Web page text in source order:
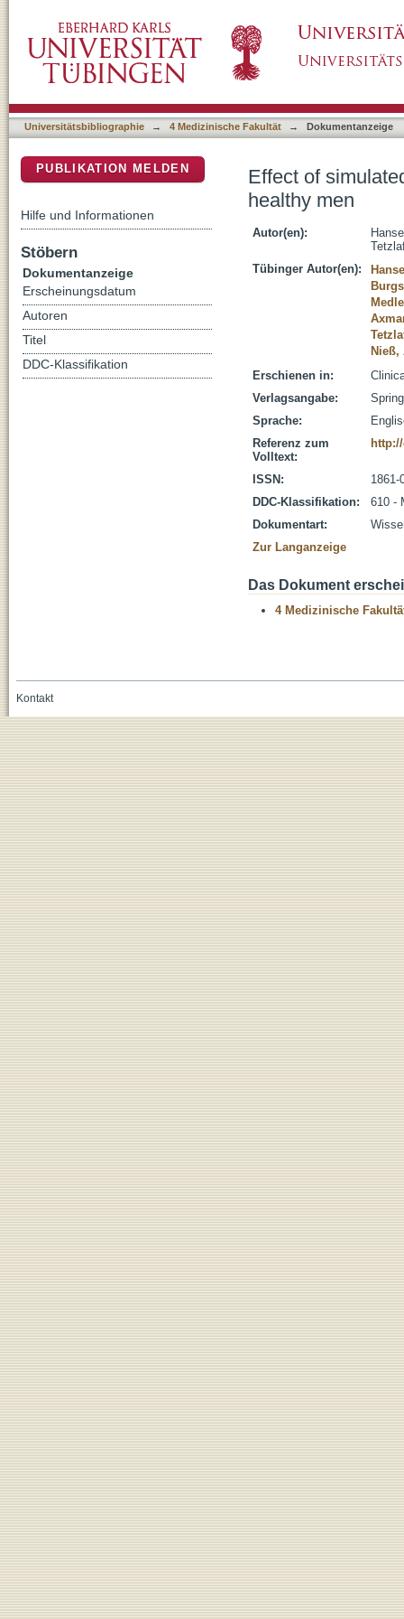
Universitätsbibliographie → 4 Medizinische Fakultät → Dokumentanzeige
Effect of
healthy men
Autor(en):
Tübinger Autor(en):
Nieß,
Erschienen in:
Verlagsangabe:
Sprache:
Referenz zum
Volltext:
ISSN:
1861-
DDC-Klassifikation:
610 -
Dokumentart:
Zur Langanzeige
Das Dokument
4 Medizinische
PUBLIKATION MELDEN
Hilfe und Informationen
Stöbern
Dokumentanzeige
Erscheinungsdatum
Autoren
Titel
DDC-Klassifikation
Kontakt